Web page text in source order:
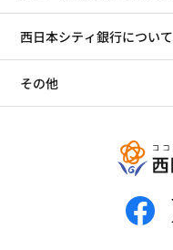
西日本シティ銀行について
その他